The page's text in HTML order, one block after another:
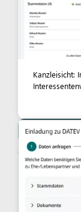
Kanzleisicht: